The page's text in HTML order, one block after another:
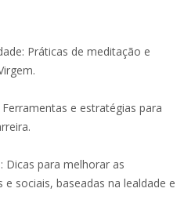
Práticas de meditação e
e estratégias para
Dicas para melhorar as
sociais, baseadas na lealdade e